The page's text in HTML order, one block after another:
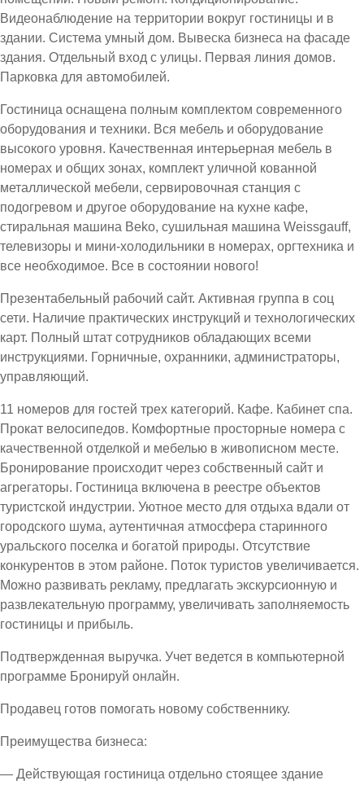
Видеонаблюдение на территории вокруг гостиницы и в
здании. Система умный дом. Вывеска бизнеса на фасаде
здания. Отдельный вход с улицы. Первая линия домов.
Парковка для автомобилей.
Гостиница оснащена полным комплектом современного
оборудования и техники. Вся мебель и оборудование
высокого уровня. Качественная интерьерная мебель в
номерах и общих зонах, комплект уличной кованной
металлической мебели, сервировочная станция с
подогревом и другое оборудование на кухне кафе,
стиральная машина Beko, сушильная машина Weissgauff,
телевизоры и мини-холодильники в номерах, оргтехника и
все необходимое. Все в состоянии нового!
Презентабельный рабочий сайт. Активная группа в соц
сети. Наличие практических инструкций и технологических
карт. Полный штат сотрудников обладающих всеми
инструкциями. Горничные, охранники, администраторы,
управляющий.
11 номеров для гостей трех категорий. Кафе. Кабинет спа.
Прокат велосипедов. Комфортные просторные номера с
качественной отделкой и мебелью в живописном месте.
Бронирование происходит через собственный сайт и
агрегаторы. Гостиница включена в реестре объектов
туристской индустрии. Уютное место для отдыха вдали от
городского шума, аутентичная атмосфера старинного
уральского поселка и богатой природы. Отсутствие
конкурентов в этом районе. Поток туристов увеличивается.
Можно развивать рекламу, предлагать экскурсионную и
развлекательную программу, увеличивать заполняемость
гостиницы и прибыль.
Подтвержденная выручка. Учет ведется в компьютерной
программе Бронируй онлайн.
Продавец готов помогать новому собственнику.
Преимущества бизнеса:
— Действующая гостиница отдельно стоящее здание